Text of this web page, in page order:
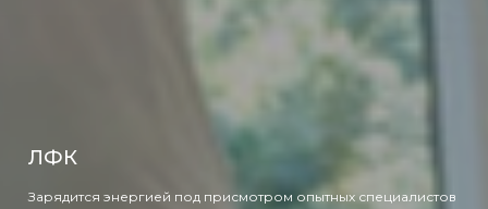
Большой теннис
Приобрести новые навыки на уроках по теннису 10S